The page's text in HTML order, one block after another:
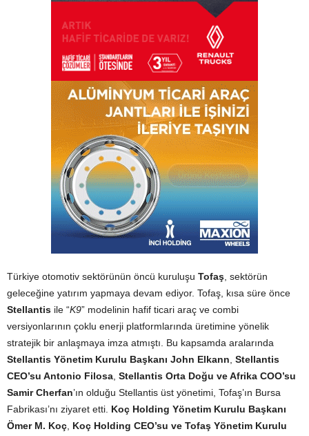
Türkiye otomotiv sektörünün öncü kuruluşu Tofaş , sektörün
geleceğine yatırım yapmaya devam ediyor. Tofaş, kısa süre önce
Stellantis ile “K9” modelinin hafif ticari araç ve combi
versiyonlarının çoklu enerji platformlarında üretimine yönelik
stratejik bir anlaşmaya imza atmıştı. Bu kapsamda aralarında
Stellantis Yönetim Kurulu Başkanı John Elkann Stellantis
CEO’su Antonio Filosa Stellantis Orta Doğu ve Afrika COO’su
Samir Cherfan’ın olduğu Stellantis üst yönetimi, Tofaş’ın Bursa
Fabrikası’nı ziyaret etti. Koç Holding Yönetim Kurulu Başkanı
Ömer M. Koç Koç Holding CEO’su ve Tofaş Yönetim Kurulu